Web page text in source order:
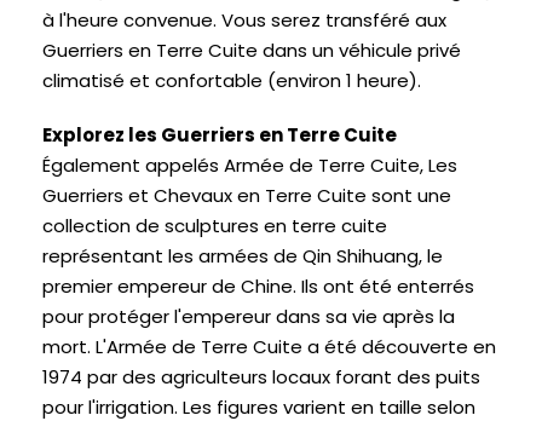
à l'heure convenue. Vous serez transféré aux
Guerriers en Terre Cuite dans un véhicule privé
climatisé et confortable (environ 1 heure).
Explorez les Guerriers en Terre Cuite
Également appelés Armée de Terre Cuite, Les
Guerriers et Chevaux en Terre Cuite sont une
collection de sculptures en terre cuite
représentant les armées de Qin Shihuang, le
premier empereur de Chine. Ils ont été enterrés
pour protéger l'empereur dans sa vie après la
mort. L'Armée de Terre Cuite a été découverte en
1974 par des agriculteurs locaux forant des puits
pour l'irrigation. Les figures varient en taille selon